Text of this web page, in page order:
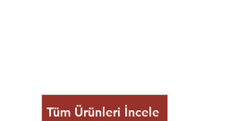
Tüm Ürünleri İncele